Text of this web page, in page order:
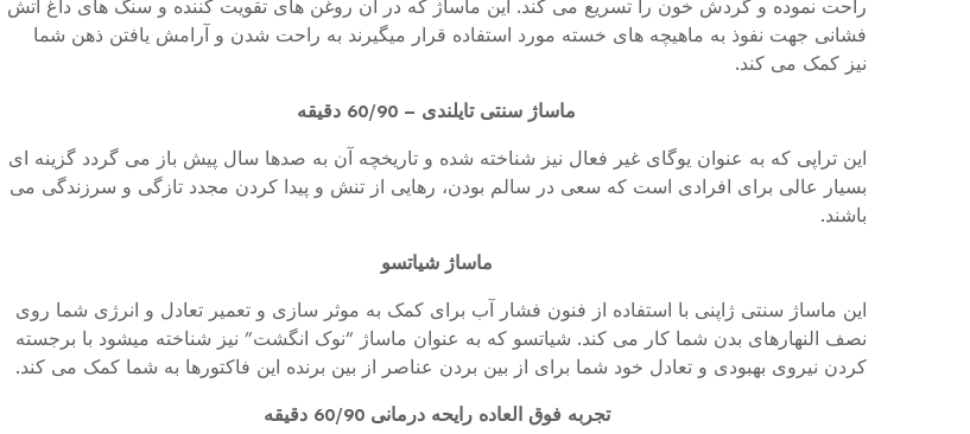
راحت نموده و گردش خون را تسریع می کند. این ماساژ که در آن روغن های تقویت کننده و سنگ های داغ آتش
فشانی جهت نفوذ به ماهیچه های خسته مورد استفاده قرار میگیرند به راحت شدن و آرامش یافتن ذهن شما
نیز کمک می کند.
ماساژ سنتی تایلندی – 60/90 دقیقه
این تراپی که به عنوان یوگای غیر فعال نیز شناخته شده و تاریخچه آن به صدها سال پیش باز می گردد گزینه ای
بسیار عالی برای افرادی است که سعی در سالم بودن، رهایی از تنش و پیدا کردن مجدد تازگی و سرزندگی می
باشند.
ماساژ شیاتسو
این ماساژ سنتی ژاپنی با استفاده از فنون فشار آب برای کمک به موثر سازی و تعمیر تعادل و انرژی شما روی
نصف النهارهای بدن شما کار می کند. شیاتسو که به عنوان ماساژ “نوک انگشت” نیز شناخته میشود با برجسته
کردن نیروی بهبودی و تعادل خود شما برای از بین بردن عناصر از بین برنده این فاکتورها به شما کمک می کند.
تجربه فوق العاده رایحه درمانی 60/90 دقیقه